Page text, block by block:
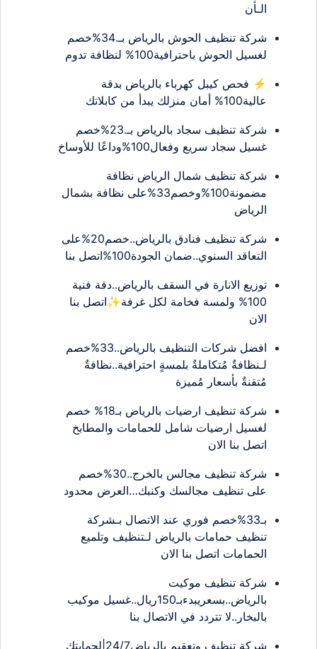
الـأن
شركة تنظيف الحوش بالرياض بـ.34%خصم
لغسيل الحوش باحترافية100% لنظافة تدوم
⚡ فحص كيبل كهرباء بالرياض بدقة
عالية100% أمان منزلك يبدأ من كابلاتك
شركة تنظيف سجاد بالرياض بـ.23%خصم
غسيل سجاد سريع وفعال100%وداعًا للأوساخ
شركة تنظيف شمال الرياض نظافة
مضمونة100%وخصم33%على نظافة بشمال
الرياض
شركة تنظيف فنادق بالرياض..خصم20%على
التعاقد السنوي..ضمان الجودة100%اتصل بنا
توزيع الانارة في السقف بالرياض..دقة فنية
100% ولمسة فخامة لكل غرفة✨اتصل بنا
الان
افضل شركات التنظيف بالرياض..33%خصم
لـنظافةٌ مُتكاملةٌ بلمسةٍ احترافية..نظافةٌ
مُتقنةٌ بأسعار مُميزة
شركة تنظيف ارضيات بالرياض بـ18% خصم
لغسيل ارضيات شامل للحمامات والمطابخ
اتصل بنا الان
شركة تنظيف مجالس بالخرج..30%خصم
على تنظيف مجالسك وكنبك…العرض محدود
بـ33%خصم فوري عند الاتصال بـشركة
تنظيف حمامات بالرياض لـتنظيف وتلميع
الحمامات اتصل بنا الان
شركة تنظيف موكيت
بالرياض..بسعريبدءبـ150ريال..غسيل موكيب
بالبخار..لا تتردد في الاتصال بنا
شركة تنظيف وتعقيم بالرياض24/7|لحمايتك